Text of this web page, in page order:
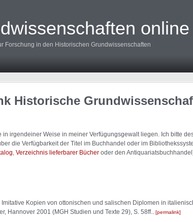
online
Forschung in den Historischen Grundwissenschaften
Historische
in irgendeiner Weise in meiner Verfügungsgewalt liegen. Ich bitte
die Verfügbarkeit der Titel im Buchhandel oder im
Verzeichnis lieferbarer Bücher oder den
Kopien von ottonischen und salischen Diplomen in
Hannover 2001 (MGH Studien und Texte 29), S. 58ff.. permalink